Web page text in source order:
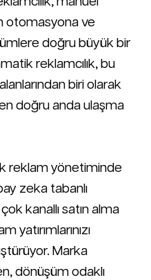
otomasyona ve
doğru büyük bir
reklamcılık, bu
biri olarak
doğru anda ulaşma
reklam yönetiminde
zeka tabanlı
kanallı satın alma
yatırımlarınızı
Marka
dönüşüm odaklı